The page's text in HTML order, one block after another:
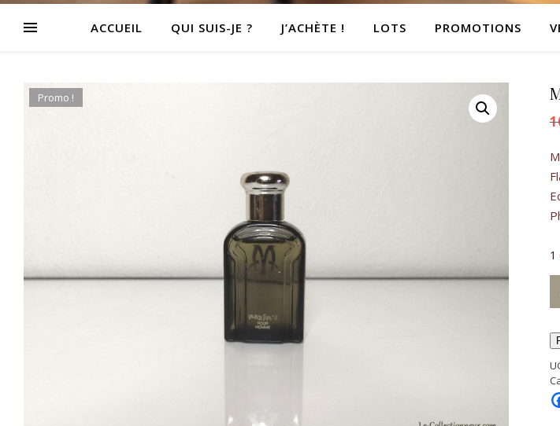
ACCUEIL QUI SUIS-JE ? J’ACHÈTE ! LOTS PROMOTIONS
Promo !
1